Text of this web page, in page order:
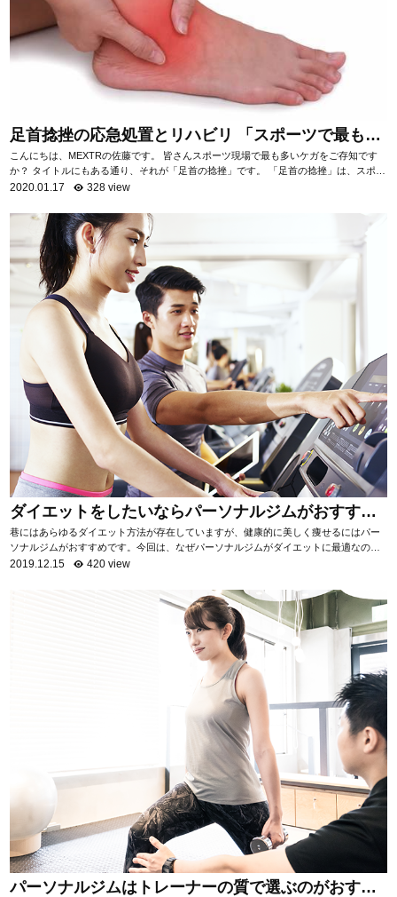
足首捻挫の応急処置とリハビリ 「スポーツで最も多
いケガ」
こんにちは、MEXTRの佐藤です。 皆さんスポーツ現場で最も多いケガをご存知です
か？ タイトルにもある通り、それが「足首の捻挫」です。 「足首の捻挫」は、スポー
ツ現場だけでなく日常生活におい...
2020.01.17 328 view
ダイエットをしたいならパーソナルジムがおすす
め！
巷にはあらゆるダイエット方法が存在していますが、健康的に美しく痩せるにはパー
ソナルジムがおすすめです。今回は、なぜパーソナルジムがダイエットに最適なのか
を項目ごとに分けて、詳しく解説いたします。 自...
2019.12.15 420 view
パーソナルジムはトレーナーの質で選ぶのがおすす